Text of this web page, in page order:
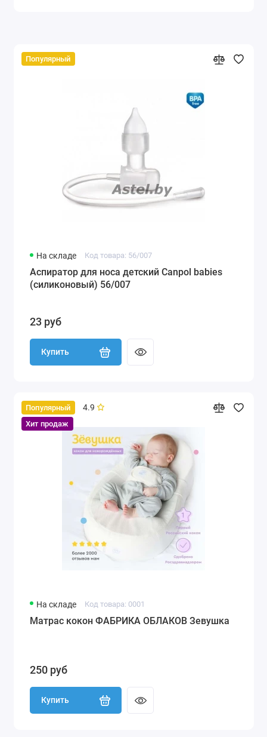
Популярный
На складе Код товара: 56/007
Аспиратор для носа детский Canpol babies
(силиконовый) 56/007
23 руб
Купить
Популярный
Хит продаж
4.9
На складе Код товара: 0001
Матрас кокон ФАБРИКА ОБЛАКОВ Зевушка
250 руб
Купить